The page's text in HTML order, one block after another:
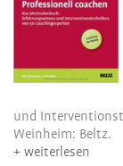
und
Weinheim: Beltz.
weiterlesen